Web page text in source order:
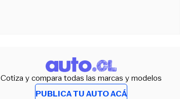
Cotiza y compara todas las marcas y modelos
PUBLICA TU AUTO ACÁ